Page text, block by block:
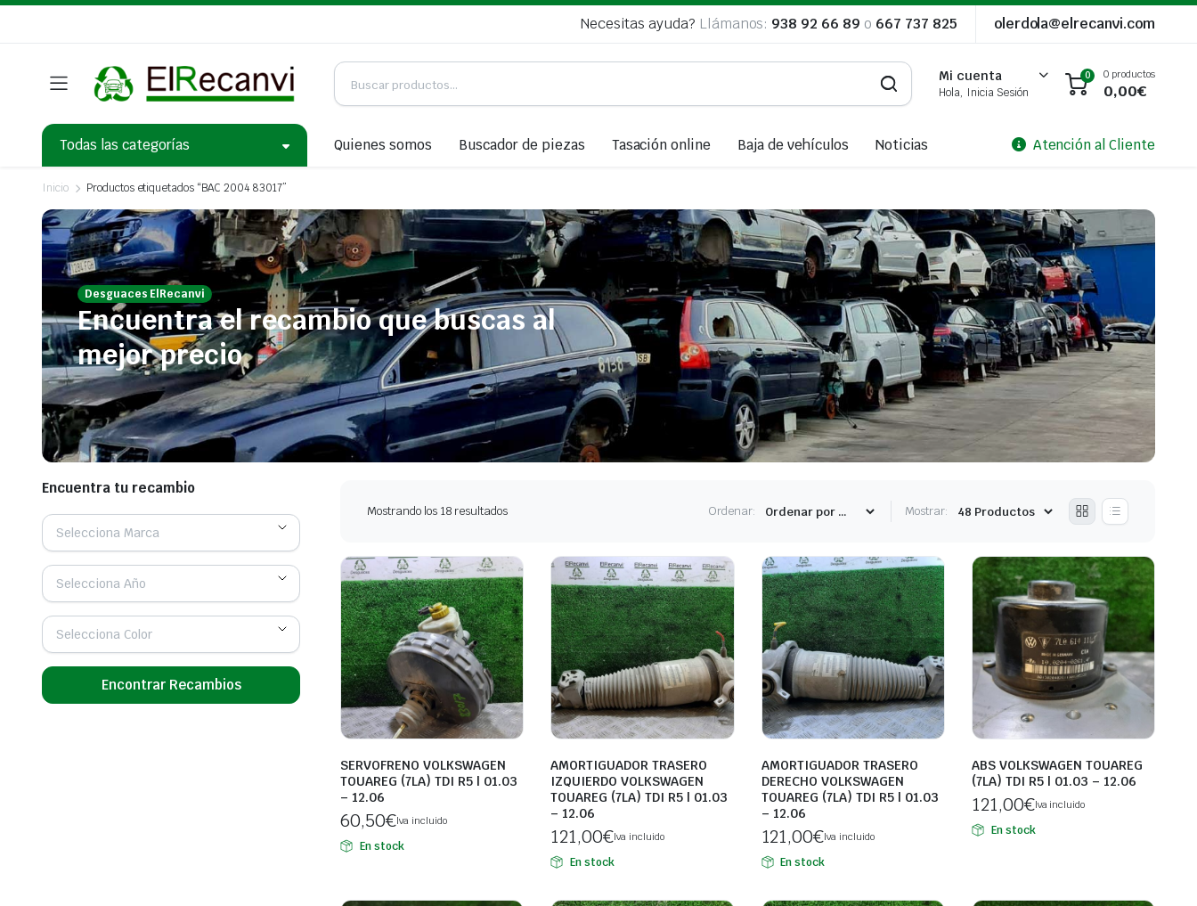
Necesitas ayuda? Llámanos: 938 92 66 89 o 667 737 825 olerdola@elrecanvi.com
Mi cuenta
Hola, Inicia Sesión
0 0 productos
0,00€
Todas las categorías Quienes somos Buscador de piezas Tasación online Baja de vehículos Noticias Atención al Cliente
Inicio Productos etiquetados “BAC 2004 83017”
Desguaces ElRecanvi
Encuentra el recambio que buscas al
mejor precio
Mostrando los 18 resultadosOrdenado
últimos
Ordenar: Mostrar:
SERVOFRENO VOLKSWAGEN
TOUAREG (7LA) TDI R5 | 01.03
– 12.06
60,50€Iva incluido
En stock
AMORTIGUADOR TRASERO
IZQUIERDO VOLKSWAGEN
TOUAREG (7LA) TDI R5 | 01.03
– 12.06
121,00€Iva incluido
En stock
AMORTIGUADOR TRASERO
DERECHO VOLKSWAGEN
TOUAREG (7LA) TDI R5 | 01.03
– 12.06
121,00€Iva incluido
En stock
ABS VOLKSWAGEN TOUAREG
(7LA) TDI R5 | 01.03 – 12.06
121,00€Iva incluido
En stock
Encuentra tu recambio
Selecciona Marca
Selecciona Año
Selecciona Color
Encontrar Recambios